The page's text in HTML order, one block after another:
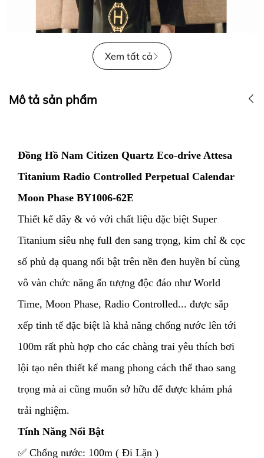
Xem tất cả
Mô tả sản phẩm
Đồng Hồ Nam Citizen Quartz Eco-drive Attesa
Titanium Radio Controlled Perpetual Calendar
Moon Phase BY1006-62E
Thiết kế dây & vỏ với chất liệu đặc biệt Super
Titanium siêu nhẹ full đen sang trọng, kim chỉ & cọc
số phủ dạ quang nổi bật trên nền đen huyền bí cùng
vô vàn chức năng ấn tượng độc đáo như World
Time, Moon Phase, Radio Controlled... được sắp
xếp tinh tế đặc biệt là khả năng chống nước lên tới
100m rất phù hợp cho các chàng trai yêu thích bơi
lội tạo nên thiết kế mang phong cách thể thao sang
trọng mà ai cũng muốn sở hữu để được khám phá
trải nghiệm.
Tính Năng Nổi Bật
✅ Chống nước: 100m ( Đi Lặn )